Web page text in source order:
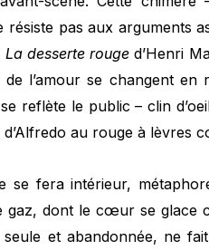
pas aux arguments
La desserte rouge d’Henri
l’amour se changent
reflète le public – clin
au rouge à lèvres
se fera intérieur,
gaz, dont le cœur se glace
et abandonnée, ne